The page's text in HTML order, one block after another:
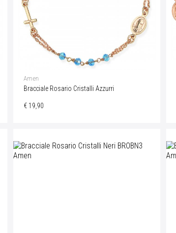
Amen
Bracciale Rosario Cristalli Azzurri
€ 19,90